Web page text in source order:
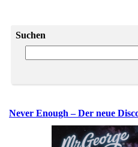
Suchen
Never Enough – Der neue